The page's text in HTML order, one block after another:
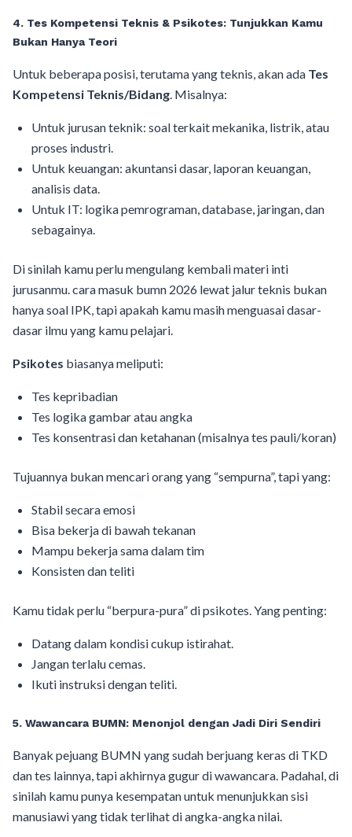
4. Tes Kompetensi Teknis & Psikotes: Tunjukkan Kamu
Bukan Hanya Teori
Untuk beberapa posisi, terutama yang teknis, akan ada Tes
Kompetensi Teknis/Bidang . Misalnya:
Untuk jurusan teknik: soal terkait mekanika, listrik, atau
proses industri.
Untuk keuangan: akuntansi dasar, laporan keuangan,
analisis data.
Untuk IT: logika pemrograman, database, jaringan, dan
sebagainya.
Di sinilah kamu perlu mengulang kembali materi inti
jurusanmu. cara masuk bumn 2026 lewat jalur teknis bukan
hanya soal IPK, tapi apakah kamu masih menguasai dasar-
dasar ilmu yang kamu pelajari.
Psikotes biasanya meliputi:
Tes kepribadian
Tes logika gambar atau angka
Tes konsentrasi dan ketahanan (misalnya tes pauli/koran)
Tujuannya bukan mencari orang yang “sempurna”, tapi yang:
Stabil secara emosi
Bisa bekerja di bawah tekanan
Mampu bekerja sama dalam tim
Konsisten dan teliti
Kamu tidak perlu “berpura-pura” di psikotes. Yang penting:
Datang dalam kondisi cukup istirahat.
Jangan terlalu cemas.
Ikuti instruksi dengan teliti.
5. Wawancara BUMN: Menonjol dengan Jadi Diri Sendiri
Banyak pejuang BUMN yang sudah berjuang keras di TKD
dan tes lainnya, tapi akhirnya gugur di wawancara. Padahal, di
sinilah kamu punya kesempatan untuk menunjukkan sisi
manusiawi yang tidak terlihat di angka-angka nilai.